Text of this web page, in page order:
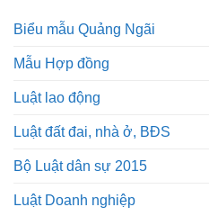
Biểu mẫu Quảng Ngãi
Mẫu Hợp đồng
Luật lao động
Luật đất đai, nhà ở, BĐS
Bộ Luật dân sự 2015
Luật Doanh nghiệp